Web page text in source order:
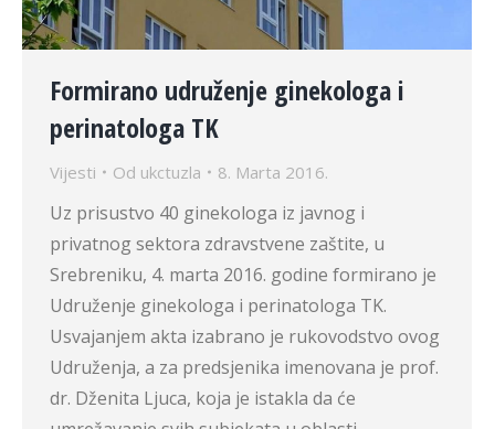
Formirano udruženje ginekologa i
perinatologa TK
Vijesti Od ukctuzla 8. Marta 2016.
Uz prisustvo 40 ginekologa iz javnog i
privatnog sektora zdravstvene zaštite, u
Srebreniku, 4. marta 2016. godine formirano je
Udruženje ginekologa i perinatologa TK.
Usvajanjem akta izabrano je rukovodstvo ovog
Udruženja, a za predsjenika imenovana je prof.
dr. Dženita Ljuca, koja je istakla da će